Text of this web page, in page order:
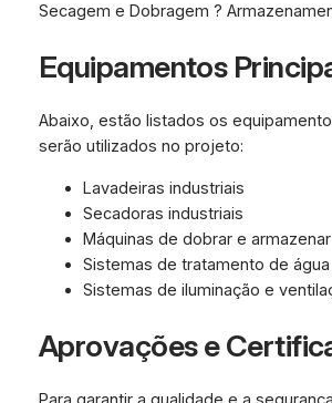
Secagem e Dobragem ?
Equipamentos
Abaixo, estão listados os
serão utilizados no projeto:
Lavadeiras industriais
Secadoras industriais
Máquinas de dobrar e armazenar
Sistemas de tratamento de
Sistemas de iluminação e
Aprovações e